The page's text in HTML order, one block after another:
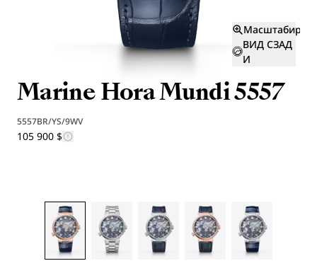
ВИД СЗАД
И
Marine Hora Mundi 5557
5557BR/YS/9WV
105 900 $